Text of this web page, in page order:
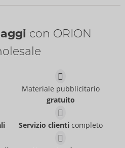
Cottelli LINGERIE- ORION Brand
22157561021
con ORION
Materiale pubblicitario
gratuito
Servizio clienticompleto